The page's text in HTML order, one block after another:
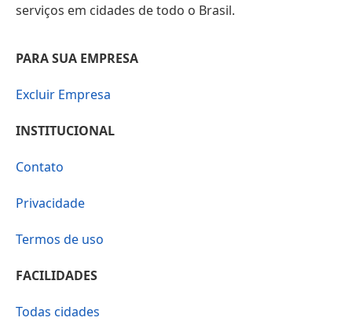
serviços em cidades de todo o Brasil.
PARA SUA EMPRESA
Excluir Empresa
INSTITUCIONAL
Contato
Privacidade
Termos de uso
FACILIDADES
Todas cidades